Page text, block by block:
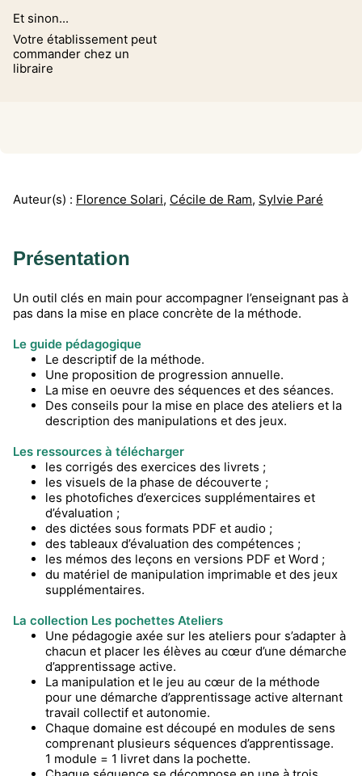
Et sinon...
Votre établissement peut
commander chez un
libraire
Auteur(s) : Florence Solari, Cécile de Ram, Sylvie Paré
Présentation
Un outil clés en main pour accompagner l’enseignant pas à
pas dans la mise en place concrète de la méthode.
Le guide pédagogique
Le descriptif de la méthode.
Une proposition de progression annuelle.
La mise en oeuvre des séquences et des séances.
Des conseils pour la mise en place des ateliers et la
description des manipulations et des jeux.
Les ressources à télécharger
les corrigés des exercices des livrets ;
les visuels de la phase de découverte ;
les photofiches d’exercices supplémentaires et
d’évaluation ;
des dictées sous formats PDF et audio ;
des tableaux d’évaluation des compétences ;
les mémos des leçons en versions PDF et Word ;
du matériel de manipulation imprimable et des jeux
supplémentaires.
La collection Les pochettes Ateliers
Une pédagogie axée sur les ateliers pour s’adapter à
chacun et placer les élèves au cœur d’une démarche
d’apprentissage active.
La manipulation et le jeu au cœur de la méthode
pour une démarche d’apprentissage active alternant
travail collectif et autonomie.
Chaque domaine est découpé en modules de sens
comprenant plusieurs séquences d’apprentissage.
1 module = 1 livret dans la pochette.